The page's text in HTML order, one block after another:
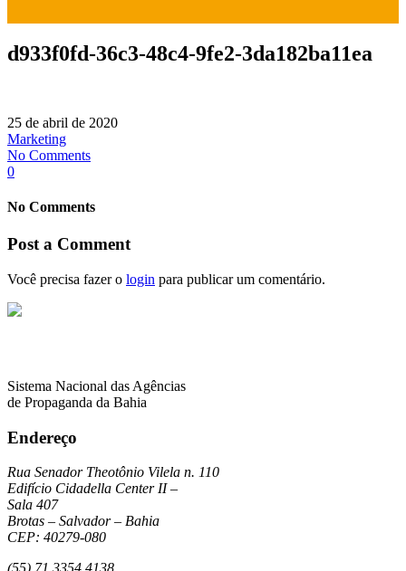
d933f0fd-36c3-48c4-9fe2-3da182ba11ea
25 de abril de 2020
Marketing
No Comments
0
No Comments
Post a Comment
Você precisa fazer o login para publicar um comentário.
Sistema Nacional das Agências
de Propaganda da Bahia
Endereço
Rua Senador Theotônio Vilela n. 110
Edifício Cidadella Center II –
Sala 407
Brotas – Salvador – Bahia
CEP: 40279-080